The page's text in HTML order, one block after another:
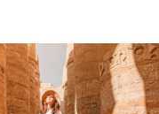
si vzít s sebou. Od
stresu.